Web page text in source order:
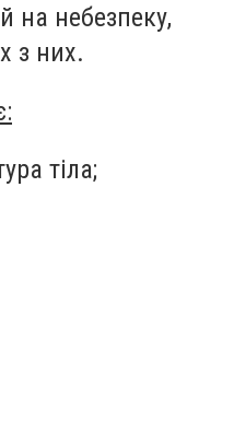
на небезпеку,
з них.
тіла;